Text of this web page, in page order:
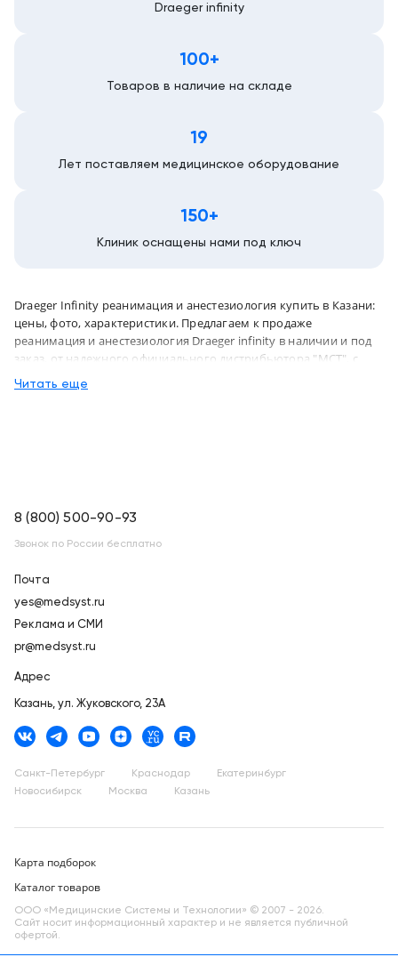
Draeger infinity
100+
Товаров в наличие на складе
19
Лет поставляем медицинское оборудование
150+
Клиник оснащены нами под ключ
Draeger Infinity реанимация и анестезиология купить в Казани:
цены, фото, характеристики. Предлагаем к продаже
реанимация и анестезиология Draeger infinity в наличии и под
заказ, от надежного официального дистрибьютора "МСТ", с
бесплатной доставкой в город Казань и по всей России
Читать еще
8 (800) 500-90-93
Звонок по России бесплатно
Почта
yes@medsyst.ru
Реклама и СМИ
pr@medsyst.ru
Адрес
Казань, ул. Жуковского, 23А
Санкт-Петербург Краснодар
Екатеринбург
Новосибирск
Москва Казань
Карта подборок
Каталог товаров
ООО «Медицинские Системы и Технологии» © 2007 - 2026.
Сайт носит информационный характер и не является публичной
офертой.